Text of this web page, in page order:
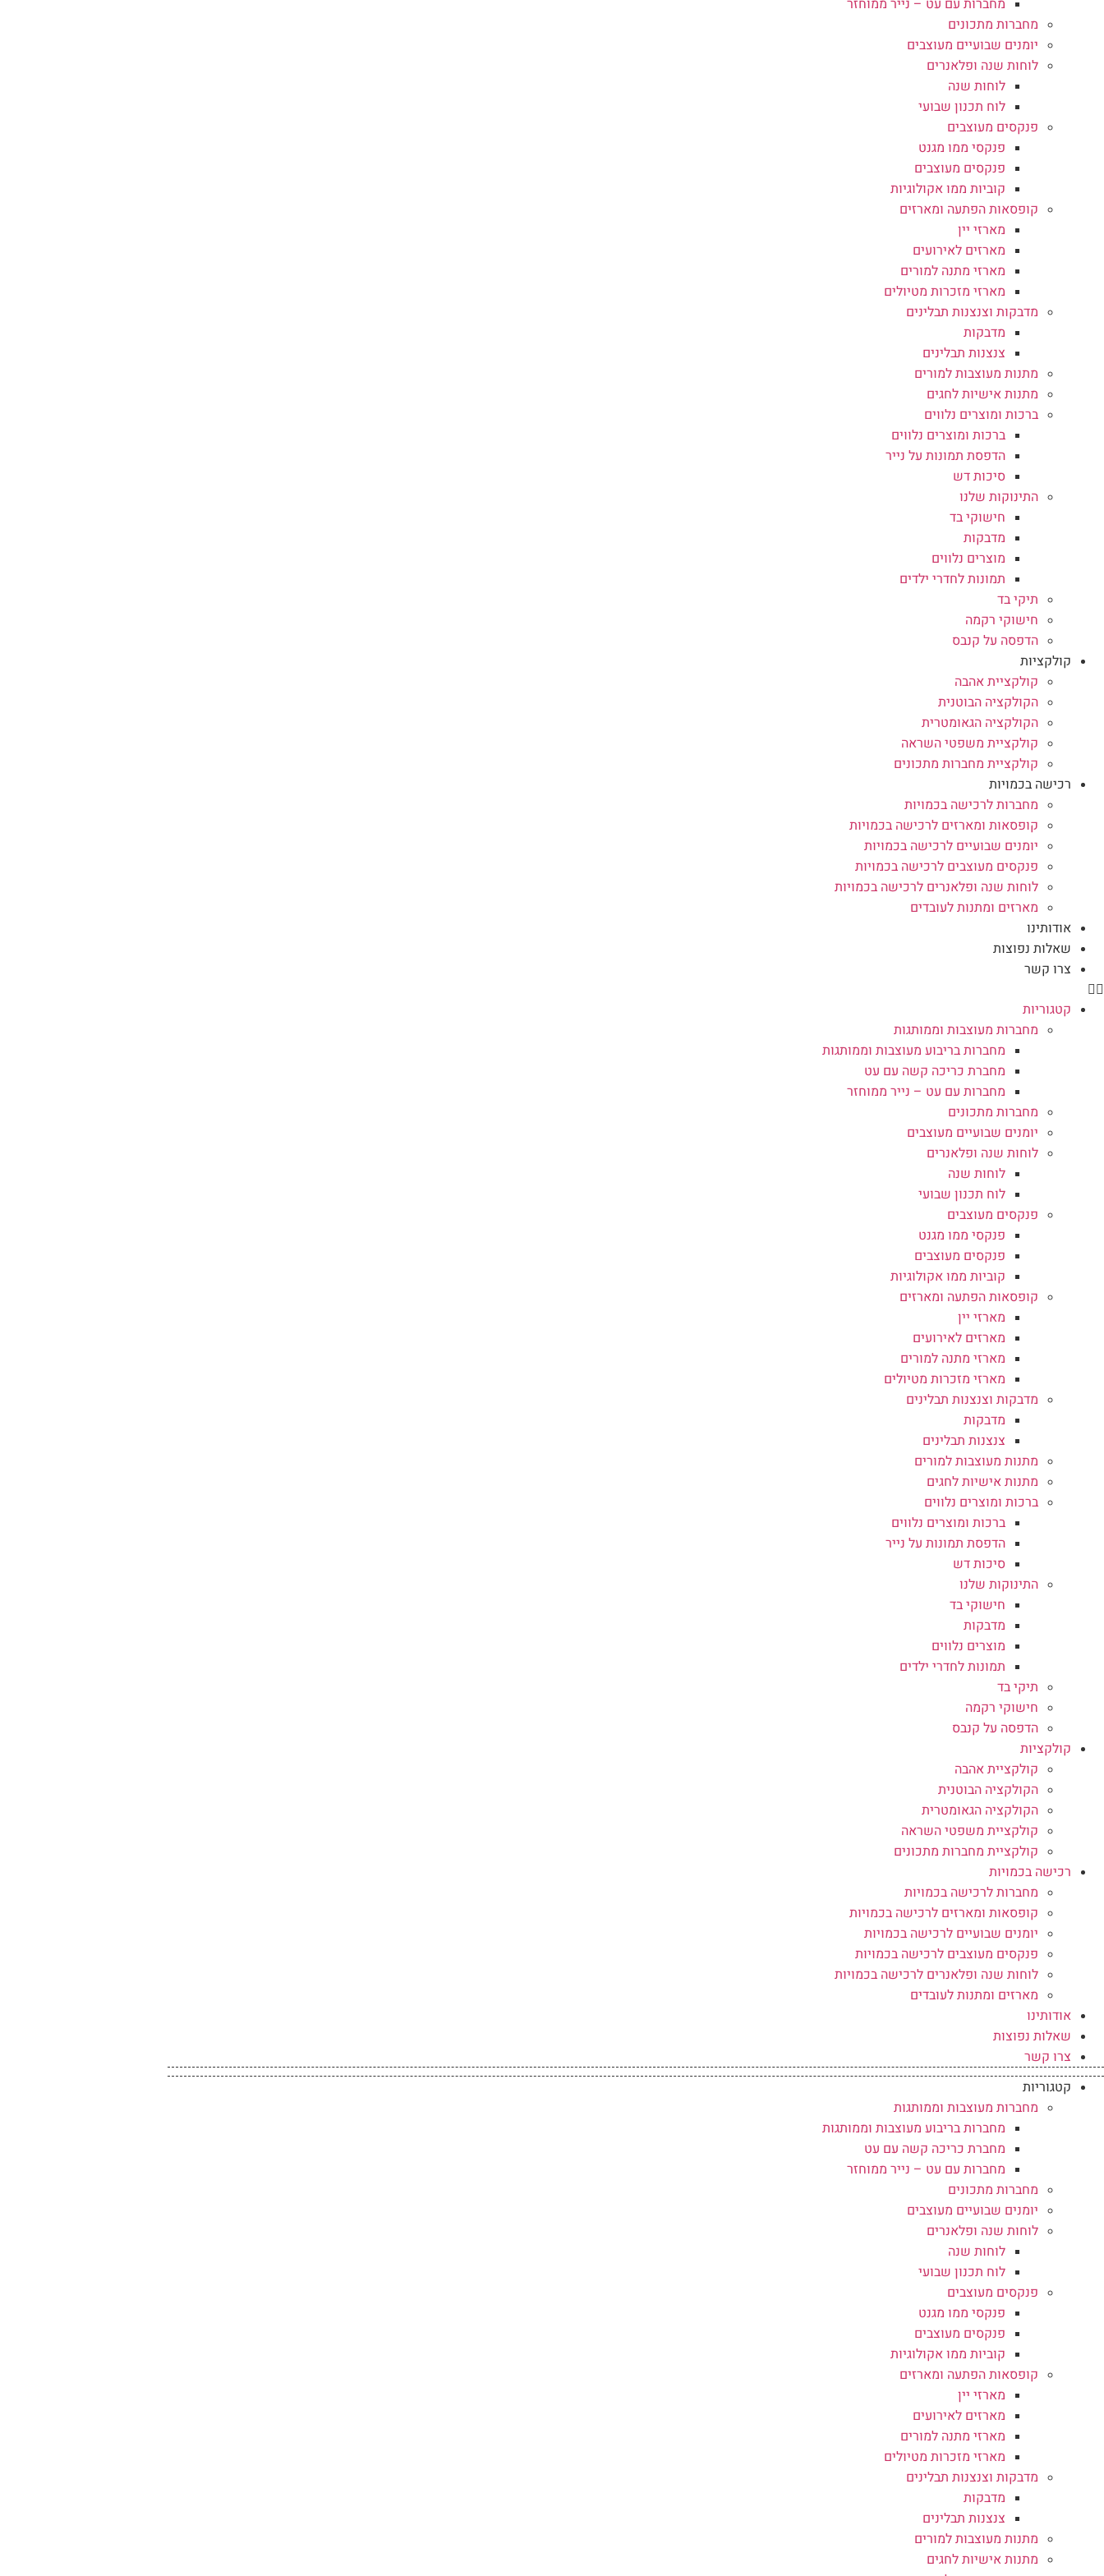
מחברות מתכונים
יומנים שבועיים מעוצבים
לוחות שנה ופלאנרים
לוחות שנה
לוח תכנון שבועי
פנקסים מעוצבים
פנקסי ממו מגנט
פנקסים מעוצבים
קוביות ממו אקולוגיות
קופסאות הפתעה ומארזים
מארזי יין
מארזים לאירועים
מארזי מתנה למורים
מארזי מזכרות מטיולים
מדבקות וצנצנות תבלינים
מדבקות
צנצנות תבלינים
מתנות מעוצבות למורים
מתנות אישיות לחגים
ברכות ומוצרים נלווים
ברכות ומוצרים נלווים
הדפסת תמונות על נייר
סיכות דש
התינוקות שלנו
חישוקי בד
מדבקות
מוצרים נלווים
תמונות לחדרי ילדים
תיקי בד
חישוקי רקמה
הדפסה על קנבס
קולקציות
קולקציית אהבה
הקולקציה הבוטנית
הקולקציה הגאומטרית
קולקציית משפטי השראה
קולקציית מחברות מתכונים
רכישה בכמויות
מחברות לרכישה בכמויות
קופסאות ומארזים לרכישה בכמויות
יומנים שבועיים לרכישה בכמויות
פנקסים מעוצבים לרכישה בכמויות
לוחות שנה ופלאנרים לרכישה בכמויות
מארזים ומתנות לעובדים
אודותינו
שאלות נפוצות
צרו קשר
קטגוריות
מחברות מעוצבות וממותגות
מחברות בריבוע מעוצבות וממותגות
מחברת כריכה קשה עם עט
מחברות עם עט – נייר ממוחזר
מחברות מתכונים
יומנים שבועיים מעוצבים
לוחות שנה ופלאנרים
לוחות שנה
לוח תכנון שבועי
פנקסים מעוצבים
פנקסי ממו מגנט
פנקסים מעוצבים
קוביות ממו אקולוגיות
קופסאות הפתעה ומארזים
מארזי יין
מארזים לאירועים
מארזי מתנה למורים
מארזי מזכרות מטיולים
מדבקות וצנצנות תבלינים
מדבקות
צנצנות תבלינים
מתנות מעוצבות למורים
מתנות אישיות לחגים
ברכות ומוצרים נלווים
ברכות ומוצרים נלווים
הדפסת תמונות על נייר
סיכות דש
התינוקות שלנו
חישוקי בד
מדבקות
מוצרים נלווים
תמונות לחדרי ילדים
תיקי בד
חישוקי רקמה
הדפסה על קנבס
קולקציות
קולקציית אהבה
הקולקציה הבוטנית
הקולקציה הגאומטרית
קולקציית משפטי השראה
קולקציית מחברות מתכונים
רכישה בכמויות
מחברות לרכישה בכמויות
קופסאות ומארזים לרכישה בכמויות
יומנים שבועיים לרכישה בכמויות
פנקסים מעוצבים לרכישה בכמויות
לוחות שנה ופלאנרים לרכישה בכמויות
מארזים ומתנות לעובדים
אודותינו
שאלות נפוצות
צרו קשר
קטגוריות
מחברות מעוצבות וממותגות
מחברות בריבוע מעוצבות וממותגות
מחברת כריכה קשה עם עט
מחברות עם עט – נייר ממוחזר
מחברות מתכונים
יומנים שבועיים מעוצבים
לוחות שנה ופלאנרים
לוחות שנה
לוח תכנון שבועי
פנקסים מעוצבים
פנקסי ממו מגנט
פנקסים מעוצבים
קוביות ממו אקולוגיות
קופסאות הפתעה ומארזים
מארזי יין
מארזים לאירועים
מארזי מתנה למורים
מארזי מזכרות מטיולים
מדבקות וצנצנות תבלינים
מדבקות
צנצנות תבלינים
מתנות מעוצבות למורים
מתנות אישיות לחגים